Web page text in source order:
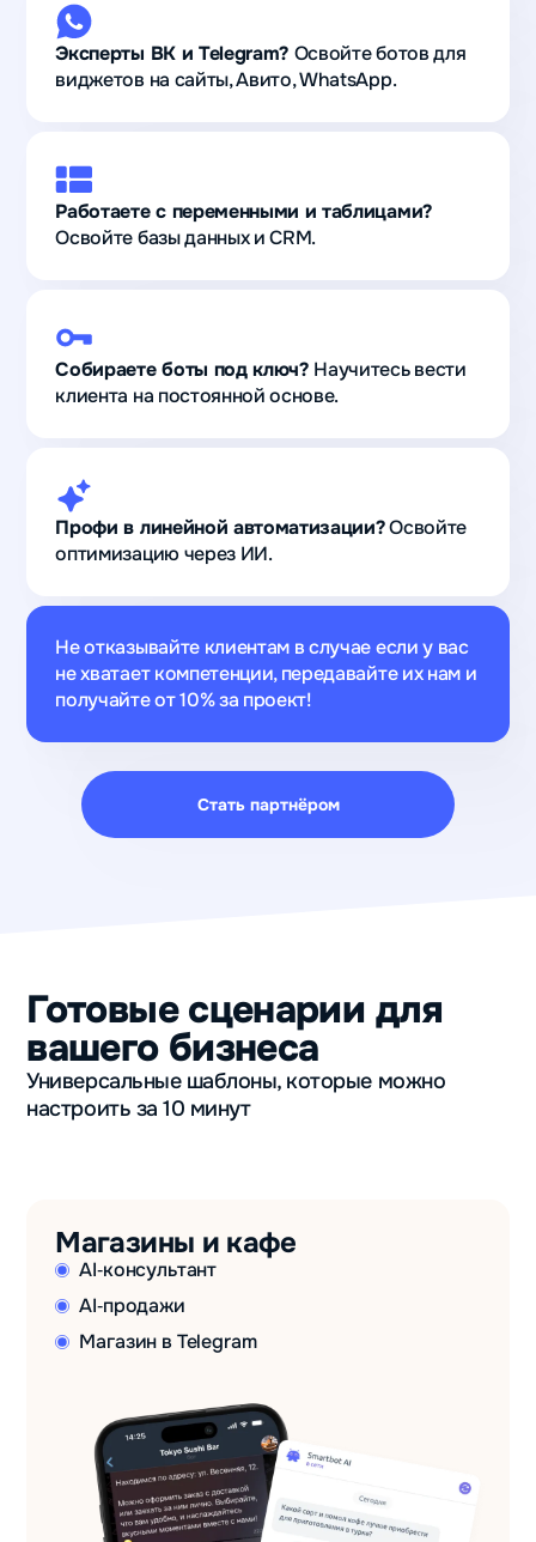
Эксперты ВК и Telegram? Освойте ботов для
виджетов на сайты, Авито, WhatsApp.
Работаете с переменными и таблицами?
Освойте базы данных и CRM.
Собираете боты под ключ? Научитесь вести
клиента на постоянной основе.
Профи в линейной автоматизации?Освойте
оптимизацию через ИИ.
Не отказывайте клиентам в случае если у вас
не хватает компетенции, передавайте их нам и
получайте от 10% за проект!
Стать партнёром
Готовые сценарии для
вашего бизнеса
Универсальные шаблоны, которые можно
настроить за 10 минут
Магазины и кафе
AI‑консультант
AI‑продажи
Магазин в Telegram